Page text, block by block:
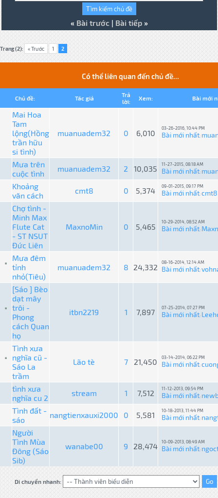
« Bài trước| Bài tiếp»
Trang (2): « Trước 1 2
Có thể liên quan đến chủ đề...
Chủ đề: Tác giả
Trả
lời:
Xem: Bài mới
Mai Hoa
Tam
lộng(Hồng
trần hữu
si tình)
muanuadem32 0 6,010
03-26-2016, 10:44 PM
Bài mới nhất:
Mưa trên
cuộc tình
muanuadem32 2 10,035 11-27-2015, 08:18 AM
Bài mới nhất:
Khoảng
văn cách
cmt8 0 5,374 09-01-2015, 09:17 PM
Bài mới nhất:cmt8
Chợ tình -
Minh Max
Flute Cat
- ST NSUT
Đức Liên
MaxnoMin 0 5,465
10-29-2014, 08:52 AM
Bài mới nhất:
Mưa đêm
tỉnh
nhỏ(Tiêu)
muanuadem32 8 24,332
08-16-2014, 12:14 AM
Bài mới nhất:
[Sáo ] Bèo
dạt mây
trôi -
Phong
cách Quan
họ
itbn2219 1 7,897 07-25-2014, 07:27 PM
Bài mới nhất:
Tình xưa
nghĩa cũ -
Sáo La
trầm
Lão tè 7 21,450 03-14-2014, 06:22 PM
Bài mới nhất:
tình xưa
nghĩa cu 2
stream 1 7,512 11-12-2013, 09:54 PM
Bài mới nhất:
Tình đất -
sáo
nangtienxauxi2000 0 5,581 10-18-2013, 11:44 PM
Bài mới nhất:
Người
Tình Mùa
Đông (Sáo
Sib)
wanabe00 9 28,474 10-09-2013, 08:49 AM
Bài mới nhất:
Di chuyển nhanh: